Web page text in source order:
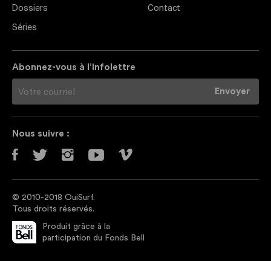
Dossiers
Séries
Contact
Abonnez-vous à l’infolettre
Nous suivre :
© 2010-2018 OuiSurf.
Tous droits réservés.
Produit grâce à la
participation du Fonds Bell